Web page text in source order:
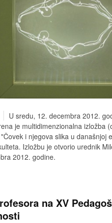
U sredu, 12. decembra 2012.
je multidimenzionalna izložba
i njegova slika u današnjoj
Izložbu je otvorio urednik
2012. godine.
na XV